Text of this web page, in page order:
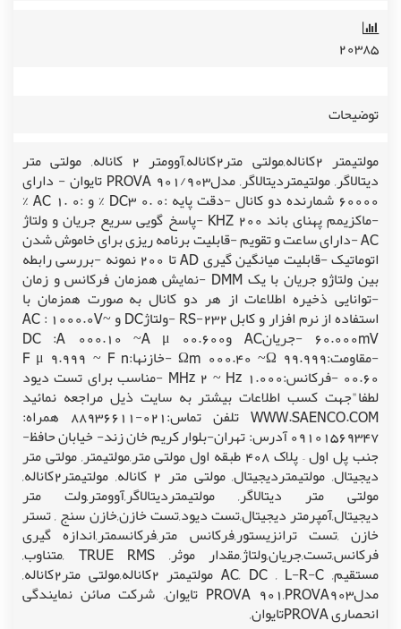
۲۰۳۸۵
توضیحات
مولتیمتر 2کاناله,مولتی متر2کاناله,آوومتر 2 کاناله, مولتی متر
دیتالاگر, مولتیمتردیتالاگر, مدلPROVA 901/903 تایوان - دارای
60000 شمارنده دو کانال -دقت پایه :DC3 0. 0 % و :AC 1. 0 %
-ماکزیمم پهنای باند 200 KHZ -پاسخ گویی سریع جریان و ولتاژ
AC -دارای ساعت و تقویم -قابلیت برنامه ریزی برای خاموش شدن
اتوماتیک -قابلیت میانگین گیری AD تا 200 نمونه -بررسی رابطه
بین ولتاژو جریان با یک DMM -نمایش همزمان فرکانس و زمان
-توانایی ذخیره اطلاعات از هر دو کانال به صورت همزمان با
استفاده از نرم افزار و کابل RS-232 -ولتاژDC و AC : 1000.0V~
60.000mV -جریانAC وDC :A 000.10 ~A μ 00.600
-مقاومت:Ωm 000.40 ~Ω 99.999 -خازنها:F μ 9.999 ~ F n
00.60 -فرکانس:MHz 2 ~ Hz 1.000 -مناسب برای تست دیود
لطفا"جهت کسب اطلاعات بیشتر به سایت ذیل مراجعه نمائید
WWW.SAENCO.COM تلفن تماس:021-88936611 همراه:
09101569347 آدرس: تهران-بلوار کریم خان زند- خیابان حافظ-
جنب پل اول – پلاک 408 طبقه اول مولتی متر,مولتیمتر, مولتی متر
دیجیتال, مولتیمتردیجیتال, مولتی متر 2 کاناله, مولتیمتر2کاناله,
مولتی متر دیتالاگر, مولتیمتردیتالاگر,آوومتر,ولت متر
دیجیتال,آمپرمتر دیجیتال,تست دیود,تست خازن,خازن سنج , تستر
خازن ,تست ترانزیستور,فرکانس متر,فرکانسمتر,اندازه گیری
فرکانس,تست,جریان,ولتاژ,مقدار موثر, TRUE RMS ,متناوب,
مستقیم, AC, DC , L-R-C مولتیمتر 2کاناله,مولتی متر2کاناله,
مدلPROVA 901,PROVA903 تایوان, شرکت صائن نمایندگی
انحصاری PROVAتایوان,